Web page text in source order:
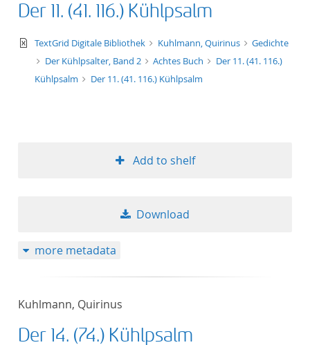
Der 11. (41. 116.) Kühlpsalm
text/xml
TextGrid Digitale Bibliothek Kuhlmann, Quirinus
Gedichte
Der Kühlpsalter, Band 2
Achtes Buch
Der 11. (41. 116.)
Kühlpsalm
Der 11. (41. 116.) Kühlpsalm
Add to shelf
Download
more metadata
Kuhlmann, Quirinus
Der 14. (74.) Kühlpsalm